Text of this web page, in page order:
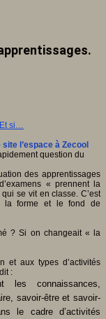
site l’espace à Zecool
question du
des apprentissages
« prennent la
se vit en classe. C’est
la forme et le fond de
? Si on changeait « la
et aux types d’activités
:
les connaissances,
savoir-être et savoir-
le cadre d’activités